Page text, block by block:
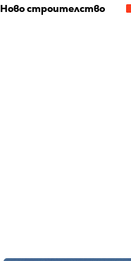
Ново строителство